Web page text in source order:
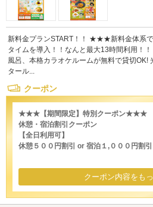
新料金プランSTART！！ ★★★新料金体系
タイムを導入！！なんと最大13時間利用！
風呂、本格カラオケルームが無料で貸切OK!
タール...
クーポン
★★★【期間限定】特別クーポン★★★
休憩・宿泊割引クーポン
【全日利用可】
休憩５００円割引 or 宿泊１,０００円割引
クーポン内容をも